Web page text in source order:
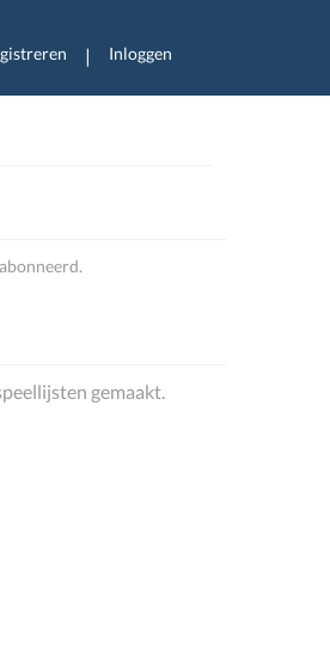
| Inloggen
gemaakt.